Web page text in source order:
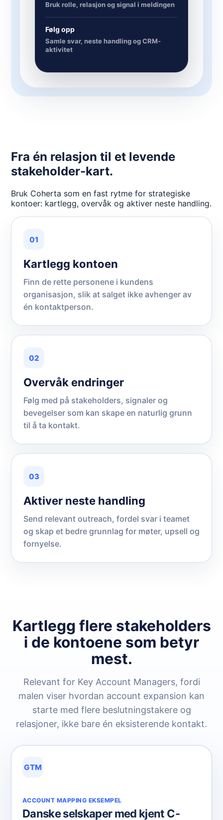
Bruk rolle, relasjon og signal i meldingen
Følg opp
Samle svar, neste handling og CRM-
aktivitet
Fra én relasjon til et levende
stakeholder-kart.
Bruk Coherta som en fast rytme for strategiske
kontoer: kartlegg, overvåk og aktiver neste handling.
01
Kartlegg kontoen
Finn de rette personene i kundens
organisasjon, slik at salget ikke avhenger av
én kontaktperson.
02
Overvåk endringer
Følg med på stakeholders, signaler og
bevegelser som kan skape en naturlig grunn
til å ta kontakt.
03
Aktiver neste handling
Send relevant outreach, fordel svar i teamet
og skap et bedre grunnlag for møter, upsell og
fornyelse.
Kartlegg flere stakeholders
i de kontoene som betyr
mest.
Relevant for Key Account Managers, fordi
malen viser hvordan account expansion kan
starte med flere beslutningstakere og
relasjoner, ikke bare én eksisterende kontakt.
GTM
ACCOUNT MAPPING EKSEMPEL
Danske selskaper med kjent C-